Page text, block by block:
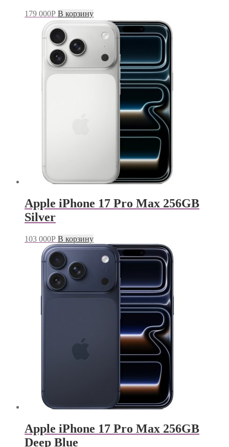
179 000Р В корзину
Apple iPhone 17 Pro Max 256GB
Silver
103 000Р В корзину
Apple iPhone 17 Pro Max 256GB
Deep Blue